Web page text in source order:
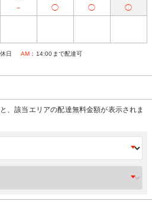
－ ◯ ◯ ◯
日 AM ：14:00まで配達可
、該当エリアの配達無料金額が表示されま